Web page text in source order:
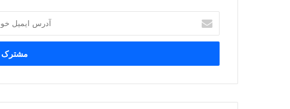
ایمیل
خود
وارد